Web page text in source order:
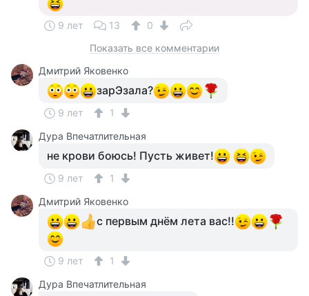
9 лет 13
0
Показать все комментарии
Дмитрий Яковенко
зарЭзала?
9 лет
1
Дура Впечатлительная
не крови боюсь! Пусть живет!
9 лет
1
Дмитрий Яковенко
с первым днём лета вас!!
9 лет
1
Дура Впечатлительная